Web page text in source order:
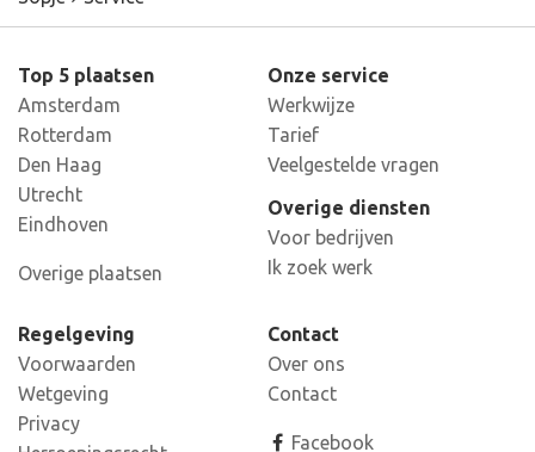
Top 5 plaatsen
Amsterdam
Rotterdam
Den Haag
Utrecht
Eindhoven
Overige plaatsen
Onze service
Werkwijze
Tarief
Veelgestelde vragen
Overige diensten
Voor bedrijven
Ik zoek werk
Regelgeving
Voorwaarden
Wetgeving
Privacy
Contact
Over ons
Contact
Facebook